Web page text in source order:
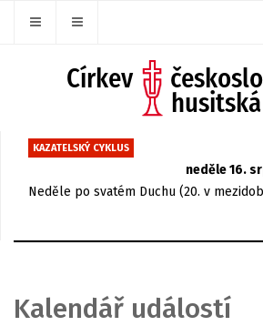
KAZATELSKÝ CYKLUS
neděle 16.
Neděle po svatém Duchu (20. v
Kalendář událostí